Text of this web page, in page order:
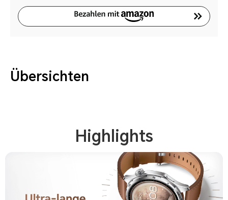
Übersichten
Highlights